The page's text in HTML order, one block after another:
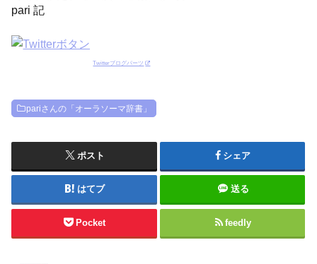
pari 記
Twitterブログパーツ
pariさんの「オーラソーマ辞書」
ポスト シェア
はてブ 送る
Pocket feedly